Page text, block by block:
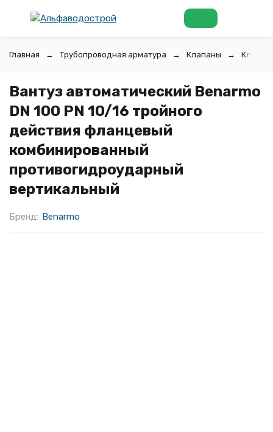
Главная Трубопроводная арматура Клапаны
Вантуз автоматический Benarmo
DN 100 PN 10/16 тройного
действия фланцевый
комбинированный
противогидроударный
вертикальный
Бренд: Benarmo